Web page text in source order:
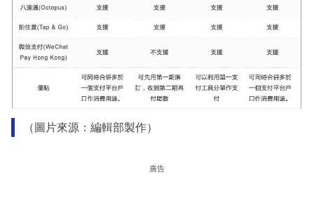
（圖片來源：編輯部製作）
廣告